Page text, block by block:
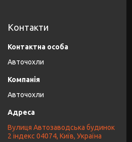
Контакти
Авточохли
Авточохли
Вулиця Автозаводська будинок
2 індекс 04074, Київ, Україна